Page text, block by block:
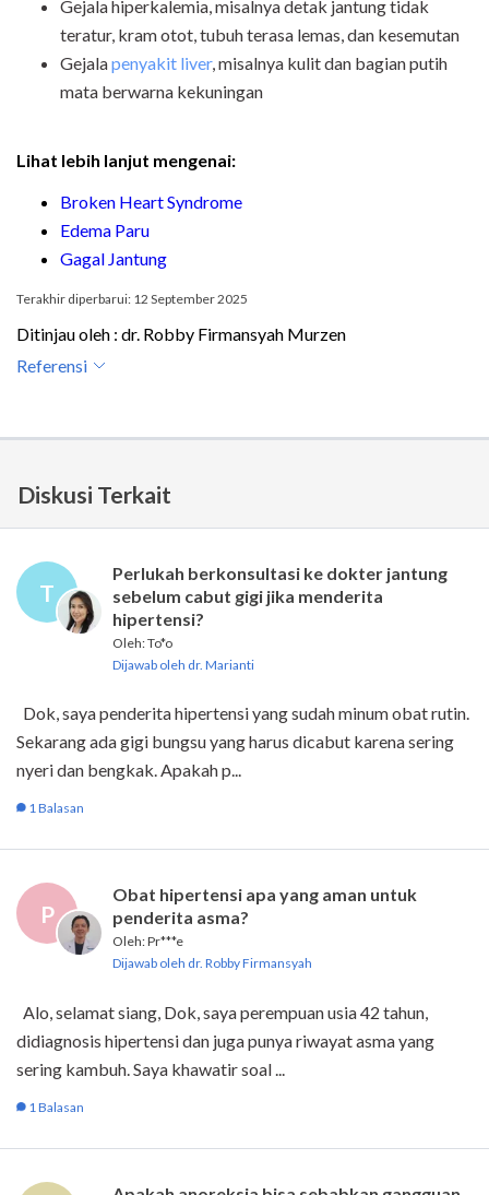
Gejala hiperkalemia, misalnya detak jantung tidak
teratur, kram otot, tubuh terasa lemas, dan kesemutan
Gejalapenyakit liver, misalnya kulit dan bagian putih
mata berwarna kekuningan
Lihat lebih lanjut mengenai:
Broken Heart Syndrome
Edema Paru
Gagal Jantung
Terakhir diperbarui: 12 September 2025